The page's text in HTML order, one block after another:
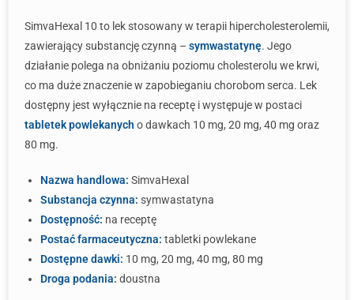
SimvaHexal 10 to lek stosowany w terapii hipercholesterolemii,
zawierający substancję czynną – symwastatynę. Jego
działanie polega na obniżaniu poziomu cholesterolu we krwi,
co ma duże znaczenie w zapobieganiu chorobom serca. Lek
dostępny jest wyłącznie na receptę i występuje w postaci
tabletek powlekanych o dawkach 10 mg, 20 mg, 40 mg oraz
80 mg.
Nazwa handlowa: SimvaHexal
Substancja czynna: symwastatyna
Dostępność: na receptę
Postać farmaceutyczna: tabletki powlekane
Dostępne dawki: 10 mg, 20 mg, 40 mg, 80 mg
Droga podania: doustna